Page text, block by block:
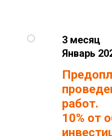
3 месяц
Январь
работ.
10% от